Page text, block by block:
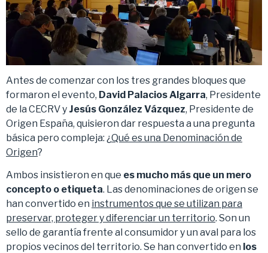
Antes de comenzar con los tres grandes bloques que
formaron el evento, David Palacios Algarra, Presidente
de la CECRV y Jesús González Vázquez, Presidente de
Origen España, quisieron dar respuesta a una pregunta
básica pero compleja: ¿Qué es una Denominación de
Origen?
Ambos insistieron en que es mucho más que un mero
concepto o etiqueta. Las denominaciones de origen se
han convertido en instrumentos que se utilizan para
preservar, proteger y diferenciar un territorio. Son un
sello de garantía frente al consumidor y un aval para los
propios vecinos del territorio. Se han convertido en los